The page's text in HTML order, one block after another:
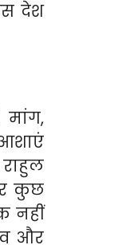
देश
राहुल
कुछ
नहीं
और